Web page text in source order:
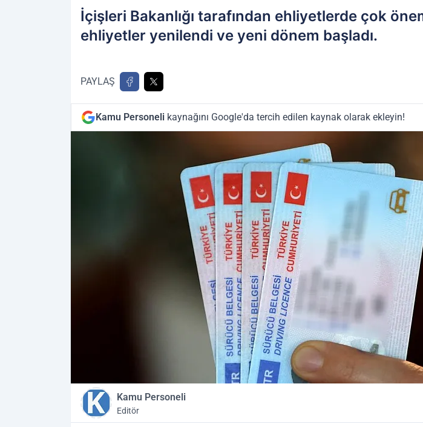
İçişleri Bakanlığı tarafından ehliyetlerde çok
ehliyetler yenilendi ve yeni dönem başladı.
PAYLAŞ
Kamu Personeli kaynağını Google'da tercih edilen kaynak olarak ekleyin!
Kamu Personeli
Editör